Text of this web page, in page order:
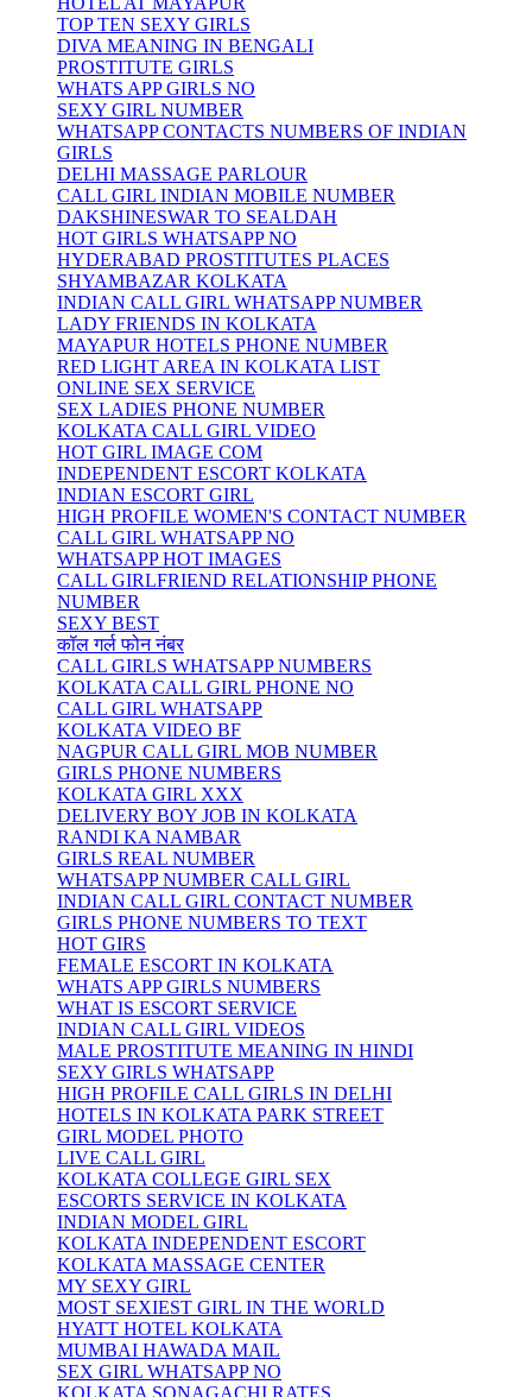
TOP TEN SEXY GIRLS
DIVA MEANING IN BENGALI
PROSTITUTE GIRLS
WHATS APP GIRLS NO
SEXY GIRL NUMBER
WHATSAPP CONTACTS NUMBERS OF INDIAN
GIRLS
DELHI MASSAGE PARLOUR
CALL GIRL INDIAN MOBILE NUMBER
DAKSHINESWAR TO SEALDAH
HOT GIRLS WHATSAPP NO
HYDERABAD PROSTITUTES PLACES
SHYAMBAZAR KOLKATA
INDIAN CALL GIRL WHATSAPP NUMBER
LADY FRIENDS IN KOLKATA
MAYAPUR HOTELS PHONE NUMBER
RED LIGHT AREA IN KOLKATA LIST
ONLINE SEX SERVICE
SEX LADIES PHONE NUMBER
KOLKATA CALL GIRL VIDEO
HOT GIRL IMAGE COM
INDEPENDENT ESCORT KOLKATA
INDIAN ESCORT GIRL
HIGH PROFILE WOMEN'S CONTACT NUMBER
CALL GIRL WHATSAPP NO
WHATSAPP HOT IMAGES
CALL GIRLFRIEND RELATIONSHIP PHONE
NUMBER
SEXY BEST
कॉल गर्ल फोन नंबर
CALL GIRLS WHATSAPP NUMBERS
KOLKATA CALL GIRL PHONE NO
CALL GIRL WHATSAPP
KOLKATA VIDEO BF
NAGPUR CALL GIRL MOB NUMBER
GIRLS PHONE NUMBERS
KOLKATA GIRL XXX
DELIVERY BOY JOB IN KOLKATA
RANDI KA NAMBAR
GIRLS REAL NUMBER
WHATSAPP NUMBER CALL GIRL
INDIAN CALL GIRL CONTACT NUMBER
GIRLS PHONE NUMBERS TO TEXT
HOT GIRS
FEMALE ESCORT IN KOLKATA
WHATS APP GIRLS NUMBERS
WHAT IS ESCORT SERVICE
INDIAN CALL GIRL VIDEOS
MALE PROSTITUTE MEANING IN HINDI
SEXY GIRLS WHATSAPP
HIGH PROFILE CALL GIRLS IN DELHI
HOTELS IN KOLKATA PARK STREET
GIRL MODEL PHOTO
LIVE CALL GIRL
KOLKATA COLLEGE GIRL SEX
ESCORTS SERVICE IN KOLKATA
INDIAN MODEL GIRL
KOLKATA INDEPENDENT ESCORT
KOLKATA MASSAGE CENTER
MY SEXY GIRL
MOST SEXIEST GIRL IN THE WORLD
HYATT HOTEL KOLKATA
MUMBAI HAWADA MAIL
SEX GIRL WHATSAPP NO